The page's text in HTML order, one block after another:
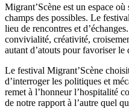
Migrant’Scène est un espace
champs des possibles. Le
lieu de rencontres et
convivialité, créativité,
autant d’atouts pour favoriser le
Le festival Migrant’Scène
d’interroger les politiques et
remet à l’honneur l’hospitalité
de notre rapport à l’autre quel